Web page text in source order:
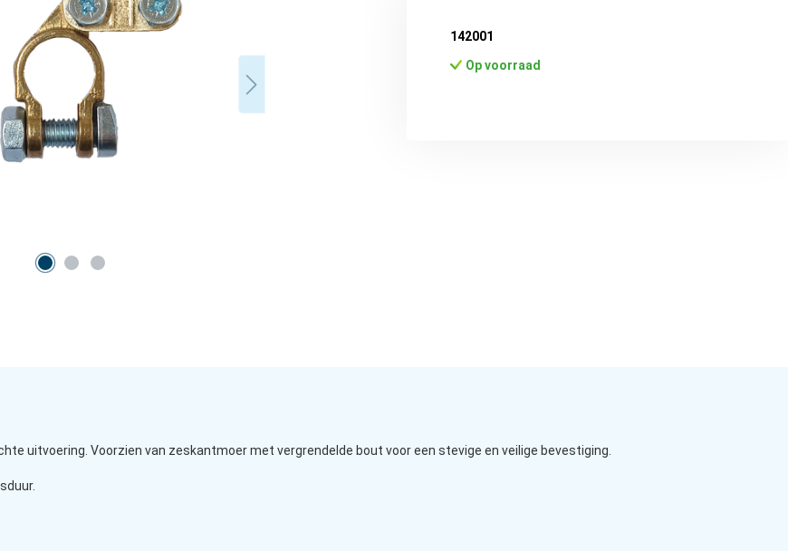
142001
Op voorraad
uitvoering. Voorzien van zeskantmoer met vergrendelde bout voor een stevige en veilige bevestiging.